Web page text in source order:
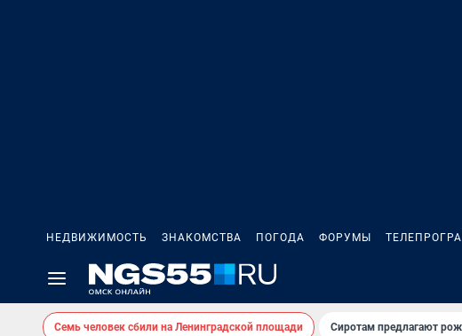
НЕДВИЖИМОСТЬ ЗНАКОМСТВА ПОГОДА ФОРУМЫ
Семь человек сбили на Ленинградской площади Сиротам предлагают